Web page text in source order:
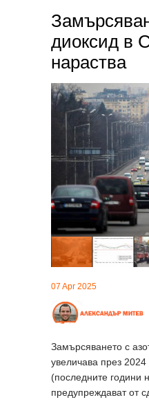
диоксид в
нараства
07 Apr 2025
Замърсяването с
увеличава през 2024
(последните години
предупреждават от